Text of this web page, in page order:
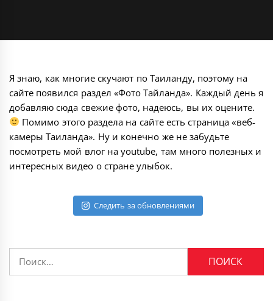
Я знаю, как многие скучают по Таиланду, поэтому на
сайте появился раздел «Фото Тайланда». Каждый день я
добавляю сюда свежие фото, надеюсь, вы их оцените.
Помимо этого раздела на сайте есть страница «веб-
камеры Таиланда». Ну и конечно же не забудьте
посмотреть мой влог на youtube, там много полезных и
интересных видео о стране улыбок.
Следить за обновлениями